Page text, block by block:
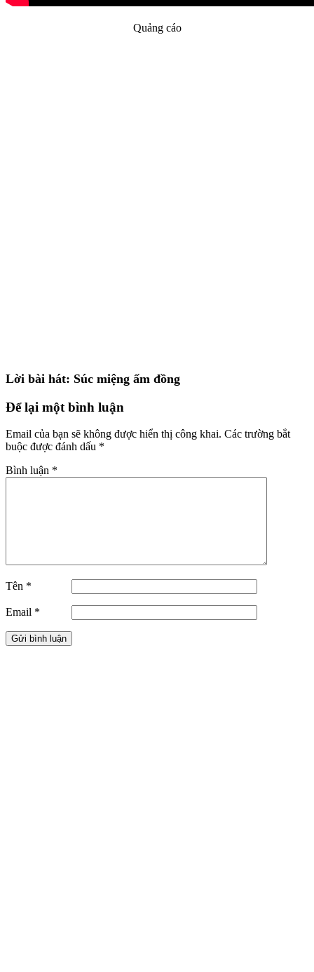
Quảng cáo
Lời bài hát: Súc miệng ấm đồng
Để lại một bình luận
Email của bạn sẽ không được hiển thị công khai. Các trường bắt
buộc được đánh dấu *
Bình luận *
Tên *
Email *